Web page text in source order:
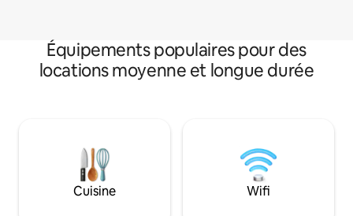
Équipements populaires pour des
locations moyenne et longue durée
Cuisine Wifi